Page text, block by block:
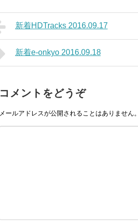
新着HDTracks 2016.09.17
新着e-onkyo 2016.09.18
コメントをどうぞ
メールアドレスが公開されることはありません